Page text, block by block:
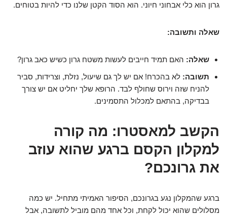
גרון הוא כלי אבחוני חיוני. הוא הסוד הקטן שלנו כדי להיות בטוחים.
שאלה ותשובה:
שאלה: האם תמיד חייבים לעשות משטח גרון כשיש כאב גרון?
תשובה: לא בהכרח! אם יש לך גם שיעול, נזלת, וצרידות, סביר
להניח שזה וירוס שחולף לבד. הרופא שלך יחליט אם יש צורך
בבדיקה, בהתאם למכלול התסמינים.
הקשב למאסטרו: מה קורה
למקלון הקסם ברגע שהוא עוזב
את גרונכם?
ברגע שהמקלון נגע בגרונכם, הסיפור האמיתי מתחיל. יש כמה
מסלולים שהוא יכול לקחת, וכל אחד מהם מוביל לתשובה, אבל